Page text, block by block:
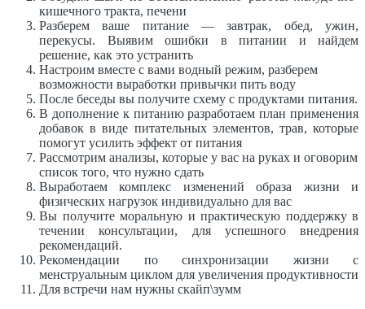
кишечного тракта, печени
Разберем ваше питание — завтрак, обед, ужин,
перекусы. Выявим ошибки в питании и найдем
решение, как это устранить
Настроим вместе с вами водный режим, разберем
возможности выработки привычки пить воду
После беседы вы получите схему с продуктами питания.
В дополнение к питанию разработаем план применения
добавок в виде питательных элементов, трав, которые
помогут усилить эффект от питания
Рассмотрим анализы, которые у вас на руках и оговорим
список того, что нужно сдать
Выработаем комплекс изменений образа жизни и
физических нагрузок индивидуально для вас
Вы получите моральную и практическую поддержку в
течении консультации, для успешного внедрения
рекомендаций.
Рекомендации по синхронизации жизни с
менструальным циклом для увеличения продуктивности
Для встречи нам нужны скайп\зумм